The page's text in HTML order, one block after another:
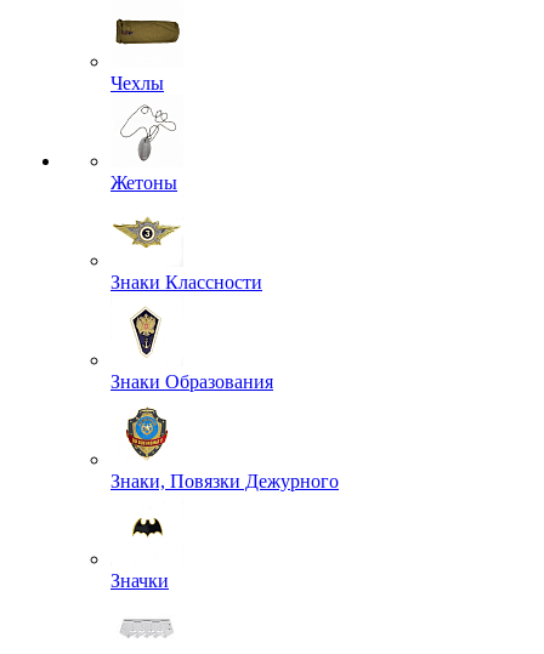
Чехлы
Жетоны
Знаки Классности
Знаки Образования
Знаки, Повязки Дежурного
Значки